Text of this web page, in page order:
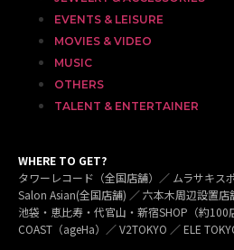
EVENTS & LEISURE
MOVIES & VIDEO
MUSIC
OTHERS
TALENT & ENTERTAINER
WHERE TO GET?
タワーレコード（全国店舗）／ ムラサキス
Salon Asian(全国店舗) ／ 六本木周辺設置店
池袋・恵比寿・代官山・新宿SHOP（約100
COAST（ageHa）／ V2TOKYO ／ ELE